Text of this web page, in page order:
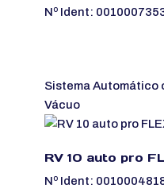
Nº Ident:
Sistema Automático
Vácuo
RV 10 auto pro
Nº Ident: